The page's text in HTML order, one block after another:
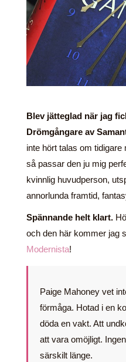
Blev jätteglad när jag
Drömgångare av
inte hört talas om
så passar den ju mig
kvinnlig huvudperson,
annorlunda framtid,
Spännande helt klart.
och den här kommer jag
Modernista!
Paige Mahoney vet
förmåga. Hotad i en
döda en vakt. Att
att vara omöjligt.
särskilt länge.